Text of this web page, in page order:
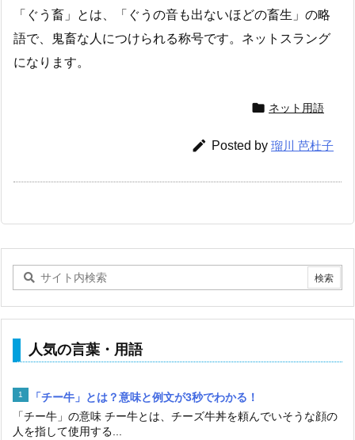
「ぐう畜」とは、「ぐうの音も出ないほどの畜生」の略
語で、鬼畜な人につけられる称号です。ネットスラング
になります。
 ネット用語
 Posted by 瑠川 芭杜子
人気の言葉・用語
「チー牛」とは？意味と例文が3秒でわかる！
「チー牛」の意味 チー牛とは、チーズ牛丼を頼んでいそうな顔の
人を指して使用する...